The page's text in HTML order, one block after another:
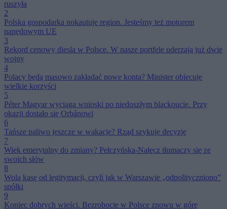
ruszyła
2
Polska gospodarka nokautuje region. Jesteśmy też motorem
napędowym UE
3
Rekord cenowy diesla w Polsce. W nasze portfele uderzają już dwie
wojny
4
Polacy będą masowo zakładać nowe konta? Minister obiecuje
wielkie korzyści
5
Péter Magyar wyciąga wnioski po niedoszłym blackoucie. Przy
okazji dostało się Orbánowi
6
Tańsze paliwo jeszcze w wakacje? Rząd szykuje decyzję
7
Wiek emerytalny do zmiany? Pełczyńska-Nałęcz tłumaczy się ze
swoich słów
8
Wolą kasę od legitymacji, czyli jak w Warszawie „odpolityczniono”
spółki
9
Koniec dobrych wieści. Bezrobocie w Polsce znowu w górę